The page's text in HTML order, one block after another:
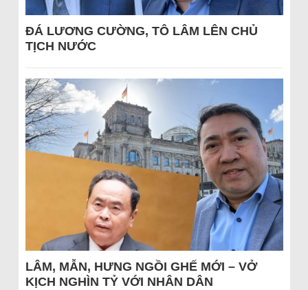
ĐÁ LƯƠNG CƯỜNG, TÔ LÂM LÊN CHỦ
TỊCH NƯỚC
LÂM, MẪN, HƯNG NGỒI GHẾ MỚI – VỞ
KỊCH NGHÌN TỶ VỚI NHÂN DÂN